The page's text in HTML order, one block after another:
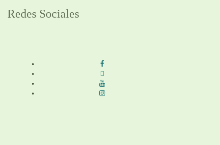
Redes Sociales